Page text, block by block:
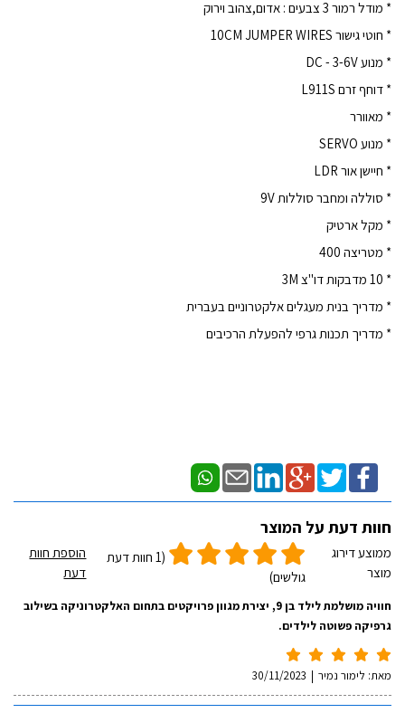
* מודל רמור 3 צבעים : אדום,צהוב וירוק
* חוטי גישור 10CM JUMPER WIRES
* מנוע DC - 3-6V
* דוחף זרם L911S
* מאוורר
* מנוע SERVO
* חיישן אור LDR
* סוללה ומחבר סוללות 9V
* מקל ארטיק
* מטריצה 400
* 10 מדבקות דו"צ 3M
* מדריך בנית מעגלים אלקטרוניים בעברית
* מדריך תכנות גרפי להפעלת הרכיבים
חוות דעת על המוצר
ממוצע דירוג
מוצר
(1 חוות דעת
גולשים)
הוספת חוות
דעת
חוויה מושלמת לילד בן 9, יצירת מגוון פרויקטים בתחום האלקטרוניקה בשילוב
גרפיקה פשוטה לילדים.
מאת: לימור נמיר |
30/11/2023